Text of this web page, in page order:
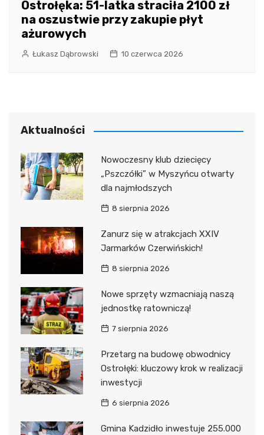
Ostrołęka: 51-latka straciła 2100 zł
na oszustwie przy zakupie płyt
ażurowych
Łukasz Dąbrowski 10 czerwca 2026
Aktualności
Nowoczesny klub dziecięcy
„Pszczółki” w Myszyńcu otwarty
dla najmłodszych
8 sierpnia 2026
Zanurz się w atrakcjach XXIV
Jarmarków Czerwińskich!
8 sierpnia 2026
Nowe sprzęty wzmacniają naszą
jednostkę ratowniczą!
7 sierpnia 2026
Przetarg na budowę obwodnicy
Ostrołęki: kluczowy krok w realizacji
inwestycji
6 sierpnia 2026
Gmina Kadzidło inwestuje 255.000